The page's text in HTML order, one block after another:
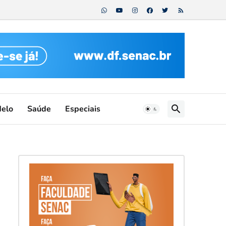
Saúde Especiais